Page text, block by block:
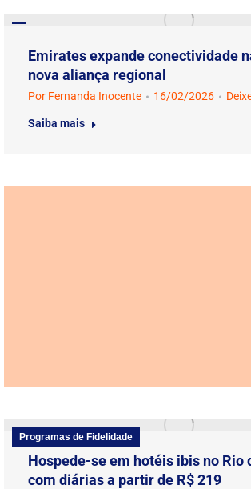
Emirates expande conectividade
nova aliança regional
Por Fernanda Inocente 16/02/2026
Saiba mais
Programas de Fidelidade
Hospede-se em hotéis ibis no Rio
com diárias a partir de R$ 219